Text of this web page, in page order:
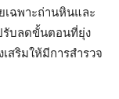
เฉพาะถ่านหินและ
รับลดขั้นตอนที่ยุ่ง
สริมให้มีการสำรวจ